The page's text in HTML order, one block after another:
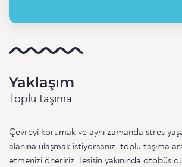
Yaklaşım
Toplu taşıma
Çevreyi korumak ve aynı zamanda stres
alanına ulaşmak istiyorsanız, toplu taşıma
etmenizi öneririz. Tesisin yakınında otobüs